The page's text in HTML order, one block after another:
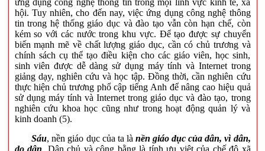
hội. Tuy nhiên, cho đến nay, việc ứng dụng công nghệ thông
tin trong hệ thống giáo dục và đào tạo vẫn còn hạn chế, còn
kém so với các nước trong khu vực. Để tạo được sự chuyển
biến mạnh mẽ về chất lượng giáo dục, cần có chủ trương và
chính sách cụ thể tạo điều kiện cho các giáo viên, học sinh,
sinh viên được dễ dàng sử dụng máy tính và Internet trong
giảng dạy, nghiên cứu và học tập. Đồng thời, cần nghiên cứu
thực hiện chủ trương phổ cập tiếng Anh để nâng cao hiệu quả
sử dụng máy tính và Internet trong giáo dục và đào tạo, trong
nghiên cứu khoa học cũng như trong hoạt động quản lý và
kinh doanh (5).
Sáu, nền giáo dục của ta là nền giáo dục của dân, vì dân,